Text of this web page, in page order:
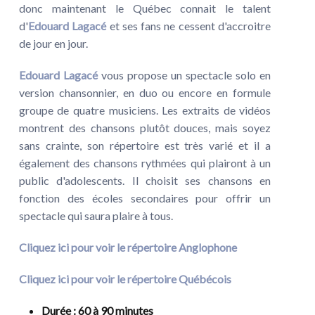
donc maintenant le Québec connait le talent
d'Edouard Lagacéet ses fans ne cessent d'accroitre
de jour en jour.
Edouard Lagacévous propose un spectacle solo en
version chansonnier, en duo ou encore en formule
groupe de quatre musiciens. Les extraits de vidéos
montrent des chansons plutôt douces, mais soyez
sans crainte, son répertoire est très varié et il a
également des chansons rythmées qui plairont à un
public d'adolescents. Il choisit ses chansons en
fonction des écoles secondaires pour offrir un
spectacle qui saura plaire à tous.
Cliquez ici pour voir le répertoire Anglophone
Cliquez ici pour voir le répertoire Québécois
Durée: 60 à 90 minutes